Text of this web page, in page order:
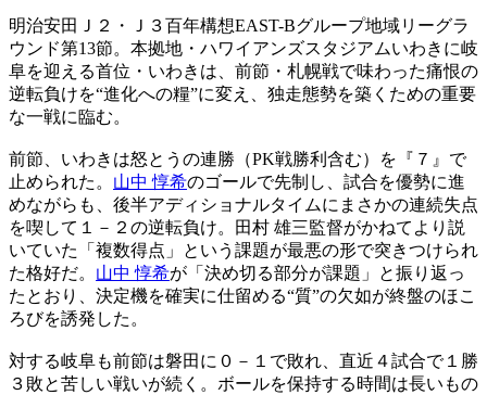
明治安田Ｊ２・Ｊ３百年構想EAST-Bグループ地域リーグラ
ウンド第13節。本拠地・ハワイアンズスタジアムいわきに岐
阜を迎える首位・いわきは、前節・札幌戦で味わった痛恨の
逆転負けを“進化への糧”に変え、独走態勢を築くための重要
な一戦に臨む。
前節、いわきは怒とうの連勝（PK戦勝利含む）を『７』で
止められた。 山中 惇希のゴールで先制し、試合を優勢に進
めながらも、後半アディショナルタイムにまさかの連続失点
を喫して１－２の逆転負け。田村 雄三監督がかねてより説
いていた「複数得点」という課題が最悪の形で突きつけられ
た格好だ。 山中 惇希が「決め切る部分が課題」と振り返っ
たとおり、決定機を確実に仕留める“質”の欠如が終盤のほこ
ろびを誘発した。
対する岐阜も前節は磐田に０－１で敗れ、直近４試合で１勝
３敗と苦しい戦いが続く。ボールを保持する時間は長いもの